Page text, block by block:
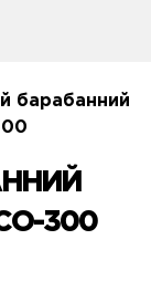
барабанний
300